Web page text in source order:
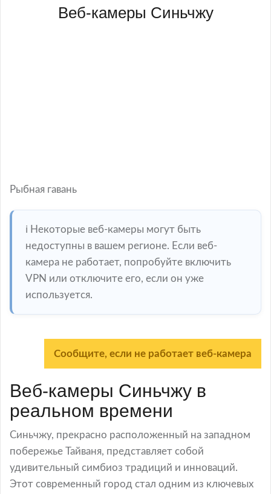
Веб-камеры Синьчжу
Рыбная гавань
ℹ️ Некоторые веб-камеры могут быть
недоступны в вашем регионе. Если веб-
камера не работает, попробуйте включить
VPN или отключите его, если он уже
используется.
Сообщите, если не работает веб-камера
Веб-камеры Синьчжу в
реальном времени
Синьчжу, прекрасно расположенный на западном
побережье Тайваня, представляет собой
удивительный симбиоз традиций и инноваций.
Этот современный город стал одним из ключевых